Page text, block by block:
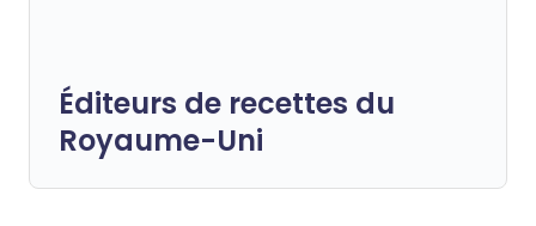
Éditeurs de recettes du
Royaume-Uni